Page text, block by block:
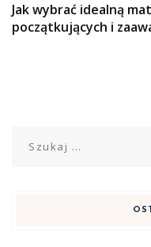
Jak wybrać idealną
początkujących i